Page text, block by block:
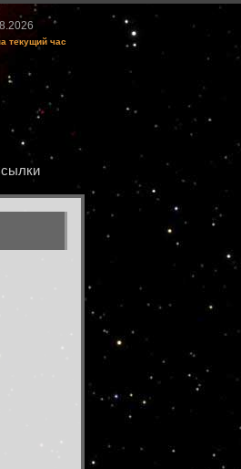
текущий час